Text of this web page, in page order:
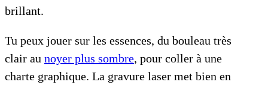
brillant.
Tu peux jouer sur les essences, du bouleau très
clair au noyer plus sombre, pour coller à une
charte graphique. La gravure laser met bien en